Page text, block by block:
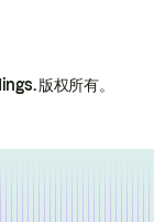
版权所有。